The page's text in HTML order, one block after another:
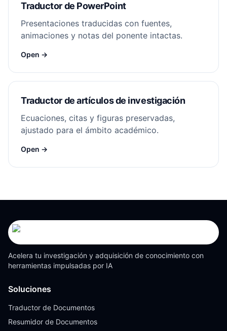
Traductor de PowerPoint
Presentaciones traducidas con fuentes,
animaciones y notas del ponente intactas.
Open →
Traductor de artículos de investigación
Ecuaciones, citas y figuras preservadas,
ajustado para el ámbito académico.
Open →
Acelera tu investigación y adquisición de conocimiento con
herramientas impulsadas por IA
Soluciones
Traductor de Documentos
Resumidor de Documentos